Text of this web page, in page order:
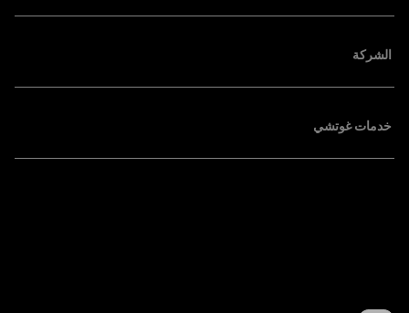
الشركة
خدمات غوتشي